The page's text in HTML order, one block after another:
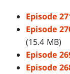
Episode
Episode
(15.4 MB)
Episode
Episode